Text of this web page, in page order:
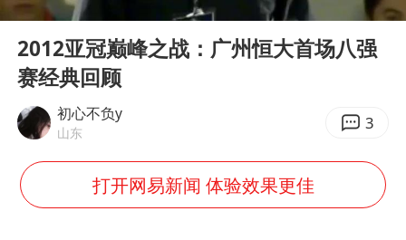
几元成本的AI广告导致千万市值蒸发
浙江台州《告全体市民书》
郑丽文：台湾从来没有“独立”过
梁家辉百花奖演讲落泪
Play
2012亚冠巅峰之战：广州恒大首场八强
赛经典回顾
初心不负y
山东 3
打开网易新闻 体验效果更佳